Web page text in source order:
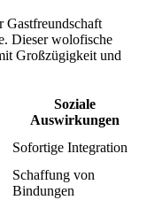
Gastfreundschaft
Dieser wolofische
Großzügigkeit und
Soziale
Auswirkungen
Sofortige Integration
Schaffung von
Bindungen